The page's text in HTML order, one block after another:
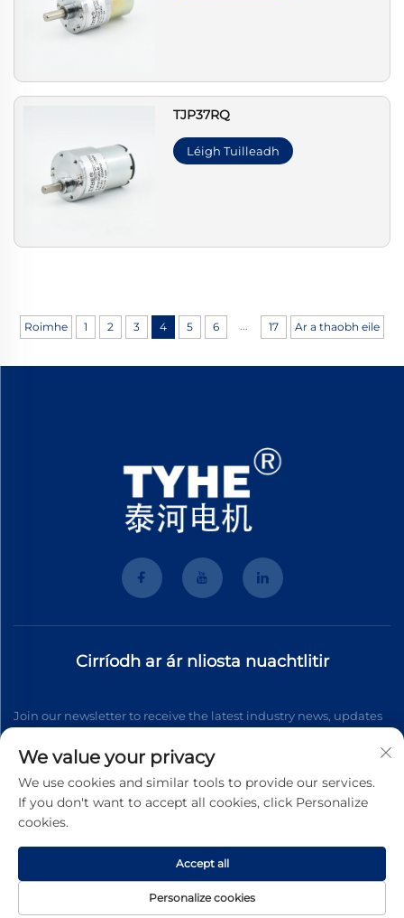
TJP37RQ
Léigh Tuilleadh
Roimhe 1 2 3 4 5 6 ... 17 Ar a thaobh eile
Cirríodh ar ár nliosta nuachtlitir
Join our newsletter to receive the latest industry news, updates
Scriosadh
Cóipcheart © 2026 Wenzhou Tyhe Motor Co.,ltd. Gach ceart ar
Póiléad Príobháideachta
We value your privacy
We use cookies and similar tools to provide our services.
If you don't want to accept all cookies, click Personalize
cookies.
Personalize cookies
Accept all